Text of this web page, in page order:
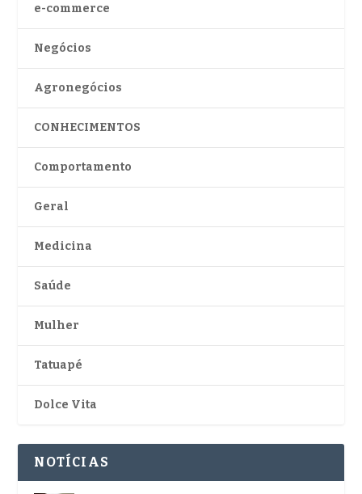
e-commerce
Negócios
Agronegócios
CONHECIMENTOS
Comportamento
Geral
Medicina
Saúde
Mulher
Tatuapé
Dolce Vita
NOTÍCIAS